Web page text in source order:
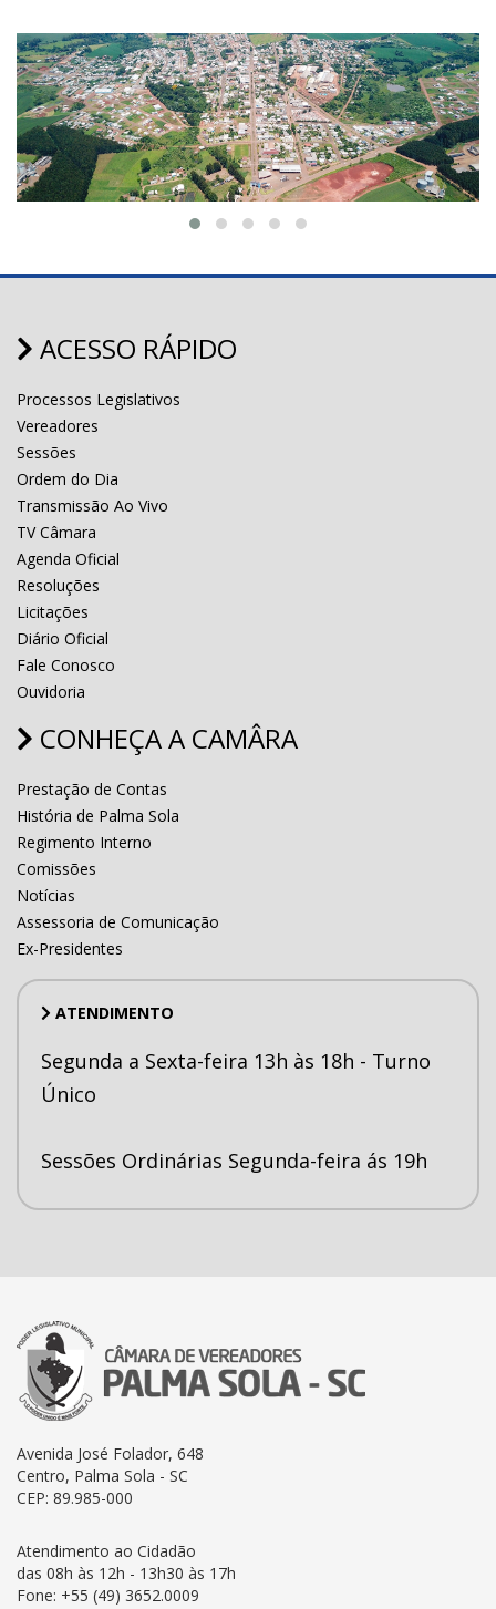
ACESSO RÁPIDO
Processos Legislativos
Vereadores
Sessões
Ordem do Dia
Transmissão Ao Vivo
TV Câmara
Agenda Oficial
Resoluções
Licitações
Diário Oficial
Fale Conosco
Ouvidoria
CONHEÇA A CAMÂRA
Prestação de Contas
História de Palma Sola
Regimento Interno
Comissões
Notícias
Assessoria de Comunicação
Ex-Presidentes
ATENDIMENTO
Segunda a Sexta-feira 13h às 18h - Turno
Único
Sessões Ordinárias Segunda-feira ás 19h
Avenida José Folador, 648
Centro, Palma Sola - SC
CEP: 89.985-000
Atendimento ao Cidadão
das 08h às 12h - 13h30 às 17h
Fone: +55 (49) 3652.0009